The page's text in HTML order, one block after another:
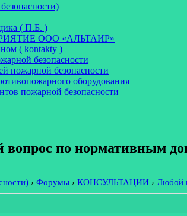
( П.Б. )
ООО «АЛЬТАИР»
( kontakty )
безопасности
пожарной безопасности
оборудования
пожарной безопасности
вопрос по нормативным
› Форумы › КОНСУЛЬТАЦИИ › Любой